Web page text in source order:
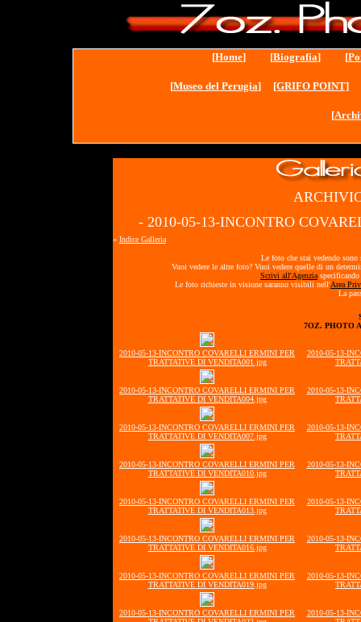
[Home] [Biografia] [
[Museo del Perugia] [GRIFO POINT]
[
- 2010-05-13-INCONTRO
« Indice Galleria
Le foto che stai vedendo
Vuoi vedere le altre foto? Vuoi vedere quelle di un
Scrivi all'Agenzia
Le foto richieste in visione saranno visibili nell'Area
La
7OZ. PHOTO
2010-05-13-INCONTRO COVARELLI ERMINI PER
TRATTATIVE DI VENDITA001.jpg
2010-05-13-
2010-05-13-INCONTRO COVARELLI ERMINI PER
TRATTATIVE DI VENDITA004.jpg
2010-05-13-
2010-05-13-INCONTRO COVARELLI ERMINI PER
TRATTATIVE DI VENDITA007.jpg
2010-05-13-
2010-05-13-INCONTRO COVARELLI ERMINI PER
TRATTATIVE DI VENDITA010.jpg
2010-05-13-
2010-05-13-INCONTRO COVARELLI ERMINI PER
TRATTATIVE DI VENDITA013.jpg
2010-05-13-
2010-05-13-INCONTRO COVARELLI ERMINI PER
TRATTATIVE DI VENDITA016.jpg
2010-05-13-
2010-05-13-INCONTRO COVARELLI ERMINI PER
TRATTATIVE DI VENDITA019.jpg
2010-05-13-
2010-05-13-INCONTRO COVARELLI ERMINI PER
2010-05-13-